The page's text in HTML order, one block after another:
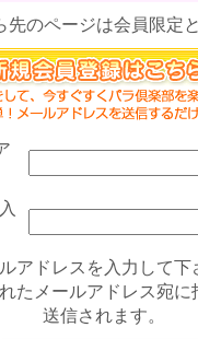
先のページは会員限定
アドレスを入力して下
たメールアドレス宛に
送信されます。